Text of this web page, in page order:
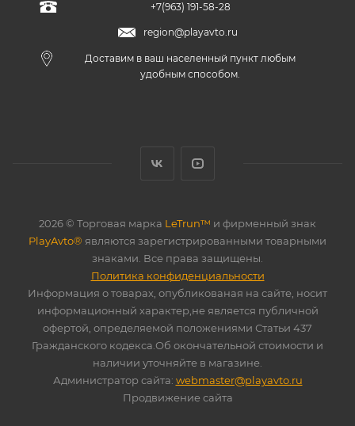
+7(963) 191-58-28
region@playavto.ru
Доставим в ваш населенный пункт любым
удобным способом.
2026 © Торговая марка LeTrun™ и фирменный знак
PlayAvto® являются зарегистрированными товарными
знаками. Все права защищены.
Политика конфиденциальности
Информация о товарах, опубликованая на сайте, носит
информационный характер,не является публичной
офертой, определяемой положениями Статьи 437
Гражданского кодекса.Об окончательной стоимости и
наличии уточняйте в магазине.
Администратор сайта: webmaster@playavto.ru
Продвижение сайта